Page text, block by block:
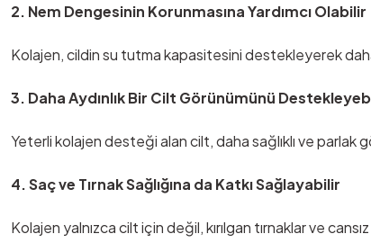
2. Nem Dengesinin Korunmasına Yardımcı Olabilir
Kolajen, cildin su tutma kapasitesini destekleyerek
3. Daha Aydınlık Bir Cilt Görünümünü
Yeterli kolajen desteği alan cilt, daha sağlıklı ve
4. Saç ve Tırnak Sağlığına da Katkı Sağlayabilir
Kolajen yalnızca cilt için değil, kırılgan tırnaklar ve